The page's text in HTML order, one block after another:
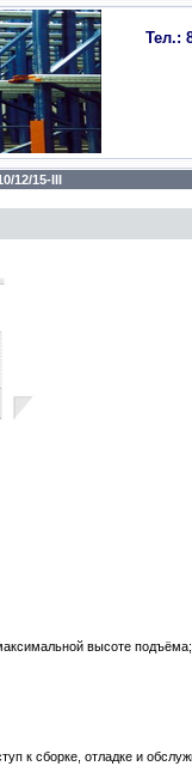
Тел.:
12/15-III
высоте подъёма;
к сборке, отладке и